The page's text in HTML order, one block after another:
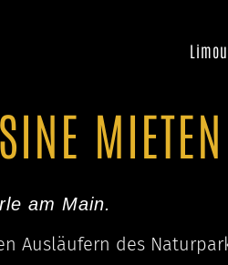
am Main.
Ausläufern des